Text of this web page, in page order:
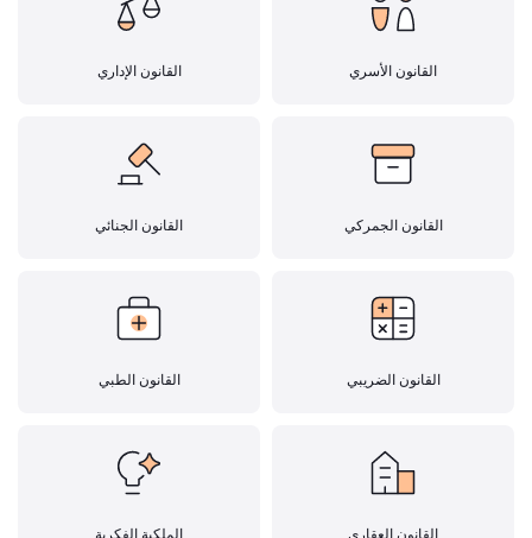
القانون الأسري القانون الإداري
القانون الجمركي القانون الجنائي
القانون الضريبي القانون الطبي
القانون العقاري الملكية الفكرية